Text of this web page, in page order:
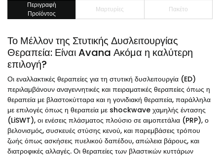
Περιγραφὴ
Προϊόντος
Μαρτυρίες Πακέτο
Το Μέλλον της Στυτικής Δυσλειτουργίας
Θεραπεία: Είναι Avana Ακόμα η καλύτερη
επιλογή?
Οι εναλλακτικές θεραπείες για τη στυτική δυσλειτουργία (ED)
περιλαμβάνουν αναγεννητικές και πειραματικές θεραπείες όπως η
θεραπεία με βλαστοκύτταρα και η γονιδιακή θεραπεία, παράλληλα
με επιλογές όπως η θεραπεία με shockwave χαμηλής έντασης
(LiSWT), οι ενέσεις πλάσματος πλούσιο σε αιμοπετάλια (PRP), ο
βελονισμός, συσκευές στύσης κενού, και παρεμβάσεις τρόπου
ζωής όπως ασκήσεις πυελικού δαπέδου, απώλεια βάρους, και
διατροφικές αλλαγές. Οι θεραπείες των βλαστικών κυττάρων